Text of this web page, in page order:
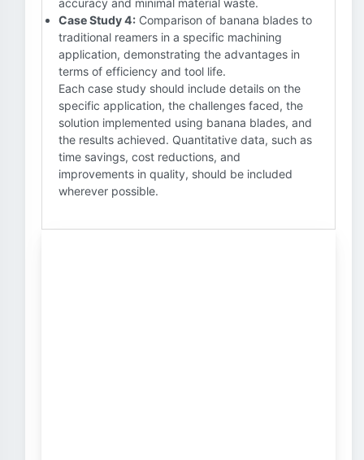
accuracy and minimal material waste.
Case Study 4: Comparison of banana blades to
traditional reamers in a specific machining
application, demonstrating the advantages in
terms of efficiency and tool life.
Each case study should include details on the
specific application, the challenges faced, the
solution implemented using banana blades, and
the results achieved. Quantitative data, such as
time savings, cost reductions, and
improvements in quality, should be included
wherever possible.